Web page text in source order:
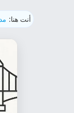
أنت هنا: